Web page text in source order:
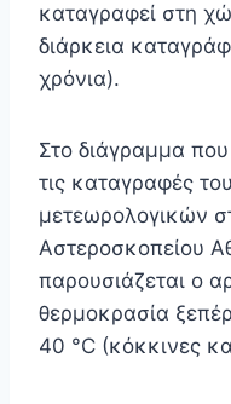
καταγραφεί στη
διάρκεια
χρόνια).
Στο διάγραμμα
τις καταγραφές
μετεωρολογικών
Αστεροσκοπείου
παρουσιάζεται ο
θερμοκρασία
40 °C (κόκκινες